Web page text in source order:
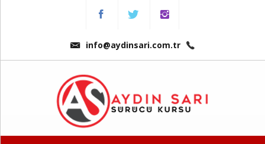
info@aydinsari.com.tr
Fiyatlarımız
Kursumuzdan